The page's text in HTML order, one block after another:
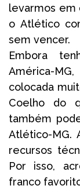
levarmos em
o Atlético
sem vencer.
Embora
América-
colocada
Coelho do
também
Atlético-MG.
recursos
Por isso,
franco